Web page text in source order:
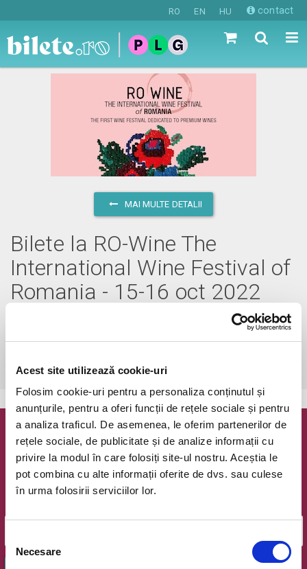
Acest site utilizează cookie-uri
Folosim cookie-uri pentru a personaliza conținutul și
anunțurile, pentru a oferi funcții de rețele sociale și pentru
a analiza traficul. De asemenea, le oferim partenerilor de
rețele sociale, de publicitate și de analize informații cu
privire la modul în care folosiți site-ul nostru. Aceștia le
pot combina cu alte informații oferite de dvs. sau culese
în urma folosirii serviciilor lor.
consimțământului
Necesare
RO EN HU contact
MAI MULTE DETALII
Bilete la RO-Wine The
International Wine Festival of
Romania - 15-16 oct 2022
Bucuresti, Fratelli Studiosvezi pe harta
Accesul persoanelor cu varsta sub 18 ani este STRICT INTERZIS!
Newsletter @ Bilete.ro
Oferte exclusive si o editie saptamanala cu cele mai noi
evenimente.